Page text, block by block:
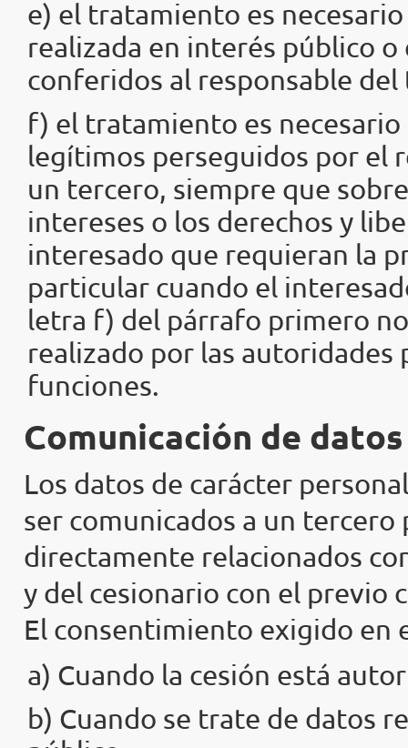
e) el tratamiento es
realizada en interés público
conferidos al responsable
f) el tratamiento es
legítimos perseguidos por el
un tercero, siempre que
intereses o los derechos y
interesado que requieran la
particular cuando el
letra f) del párrafo primero
realizado por las autoridades
funciones.
Comunicación de datos
Los datos de carácter
ser comunicados a un
directamente relacionados
y del cesionario con el previo
El consentimiento exigido en
a) Cuando la cesión está
b) Cuando se trate de datos